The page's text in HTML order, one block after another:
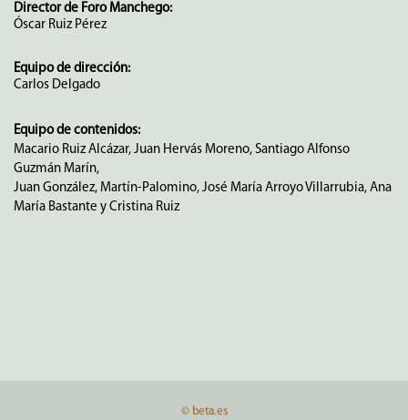
Director de Foro Manchego:
Óscar Ruiz Pérez
Equipo de dirección:
Carlos Delgado
Equipo de contenidos:
Macario Ruiz Alcázar, Juan Hervás Moreno, Santiago Alfonso
Guzmán Marín,
Juan González, Martín-Palomino, José María Arroyo Villarrubia, Ana
María Bastante y Cristina Ruiz
© beta.es